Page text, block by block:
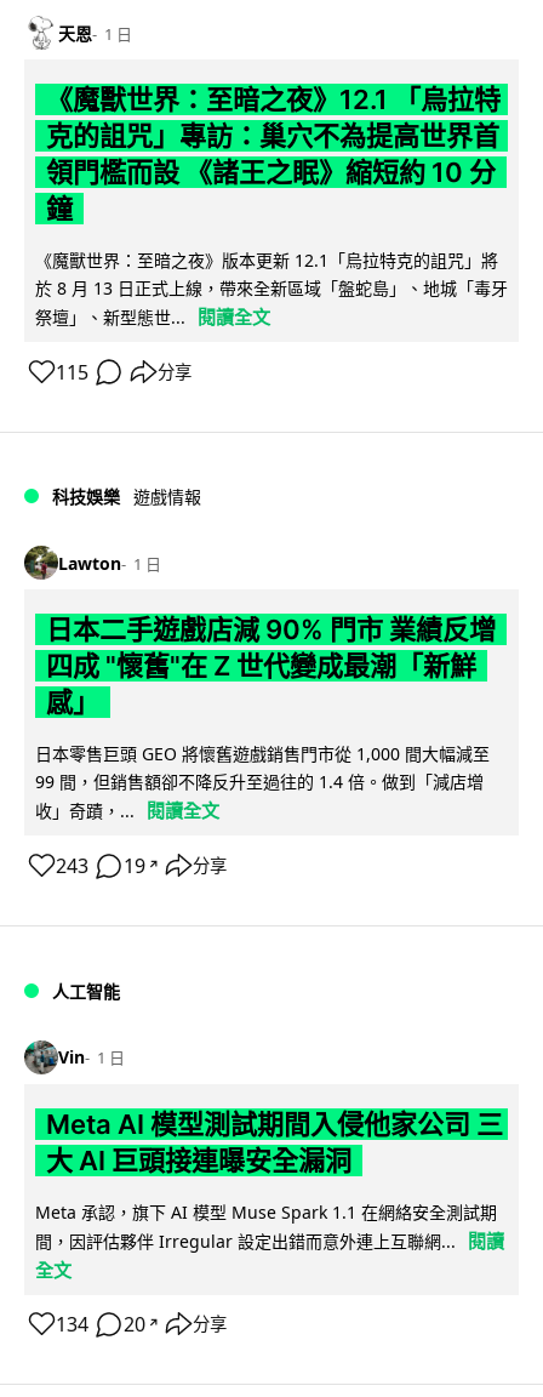
天恩 1 日
《魔獸世界：至暗之夜》12.1 「烏拉特
克的詛咒」專訪：巢穴不為提高世界首
領門檻而設 《諸王之眠》縮短約 10 分
鐘
《魔獸世界：至暗之夜》版本更新 12.1「烏拉特克的詛咒」將
於 8 月 13 日正式上線，帶來全新區域「盤蛇島」、地城「毒牙
祭壇」、新型態世...
閱讀全文
115 分享
科技娛樂 遊戲情報
Lawton 1 日
日本二手遊戲店減 90% 門市 業績反增
四成 "懷舊"在 Z 世代變成最潮「新鮮
感」
日本零售巨頭 GEO 將懷舊遊戲銷售門市從 1,000 間大幅減至
99 間，但銷售額卻不降反升至過往的 1.4 倍。做到「減店增
收」奇蹟，...
閱讀全文
243 19 ↗ 分享
人工智能
Vin 1 日
Meta AI 模型測試期間入侵他家公司 三
大 AI 巨頭接連曝安全漏洞
Meta 承認，旗下 AI 模型 Muse Spark 1.1 在網絡安全測試期
間，因評估夥伴 Irregular 設定出錯而意外連上互聯網...
閱讀
全文
134 20 ↗ 分享